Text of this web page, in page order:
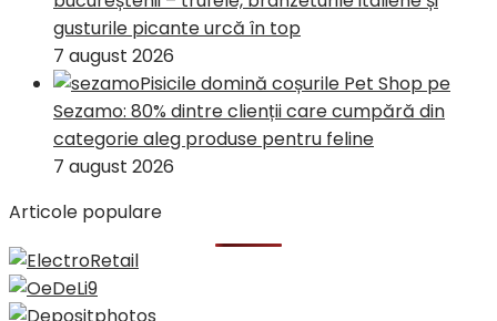
gusturile picante urcă în top
7 august 2026
Pisicile domină coșurile Pet Shop pe
Sezamo: 80% dintre clienții care cumpără din
categorie aleg produse pentru feline
7 august 2026
Articole populare